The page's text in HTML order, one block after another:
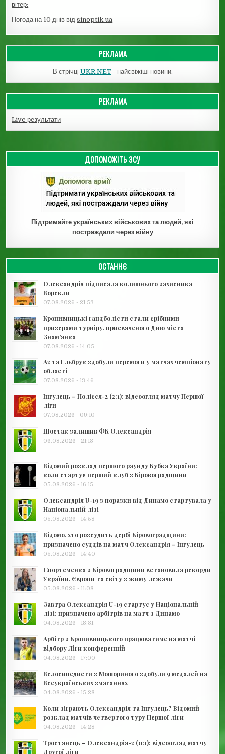
вітер:
Погода на 10 днів відsinoptik.ua
РЕКЛАМА
В стрічці UKR.NET- найсвіжіші новини.
РЕКЛАМА
Live результати
ДОПОМОЖІТЬ ЗСУ
Підтримайте українських військових та людей, які
постраждали через війну
ОСТАННЄ
Олександрія підписала колишнього захисника
Ворскли
07.08.2026 - 21:53
Кропивницькі гандболісти стали срібними
призерами турніру, присвяченого Дню міста
Знам’янка
07.08.2026 - 14:05
А2 та Ельбрук здобули перемоги у матчах чемпіонату
області
07.08.2026 - 13:46
Інгулець – Полісся-2 (2:1): відеоогляд матчу Першої
ліги
07.08.2026 - 09:10
Шостак залишив ФК Олександрія
06.08.2026 - 21:13
Відомий розклад першого раунду Кубка України:
коли стартує перший клуб з Кіровоградщини
05.08.2026 - 16:15
Олександрія U-19 з поразки від Динамо стартувала у
Національній лізі
05.08.2026 - 14:58
Відомо, хто розсудить дербі Кіровоградщини:
призначено суддів на матч Олександрія – Інгулець
05.08.2026 - 14:40
Спортсменка з Кіровоградщини встановила рекорди
України, Європи та світу з жиму лежачи
05.08.2026 - 11:08
Завтра Олександрія U-19 стартує у Національній
лізі: призначено арбітрів на матч з Динамо
04.08.2026 - 18:31
Арбітр з Кропивницького працюватиме на матчі
відбору Ліги конференцій
04.08.2026 - 17:00
Велосипедисти з Мошориного здобули 9 медалей на
Всеукраїнських змаганнях
04.08.2026 - 15:28
Коли зіграють Олександрія та Інгулець? Відомий
розклад матчів четвертого туру Першої ліги
04.08.2026 - 14:28
Тростянець – Олександрія-2 (0:1): відеоогляд матчу
Другої ліги